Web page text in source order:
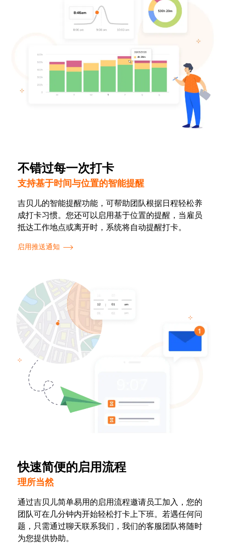
不错过每一次打卡
支持基于时间与位置的智能提醒
吉贝儿的智能提醒功能，可帮助团队根据日程轻松养
成打卡习惯。您还可以启用基于位置的提醒，当雇员
抵达工作地点或离开时，系统将自动提醒打卡。
启用推送通知
快速简便的启用流程
理所当然
通过吉贝儿简单易用的启用流程邀请员工加入，您的
团队可在几分钟内开始轻松打卡上下班。若遇任何问
题，只需通过聊天联系我们，我们的客服团队将随时
为您提供协助。